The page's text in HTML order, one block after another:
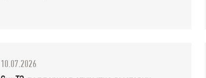
10.07.2026